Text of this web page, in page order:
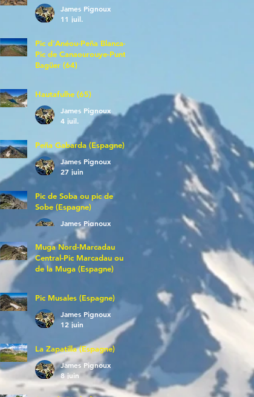
James Pignoux
11 juil.
Pic d'Anéou-Peña Blanca-
Pic de Canaourouye-Punta
Bagüer (64)
5 juil.
Hautafulhe (65)
James Pignoux
4 juil.
Peña Gabarda (Espagne)
James Pignoux
27 juin
Pic de Soba ou pic de
Sobe (Espagne)
James Pignoux
25 juin
Muga Nord-Marcadau
Central-Pic Marcadau ou
de la Muga (Espagne)
21 juin
Pic Musales (Espagne)
James Pignoux
12 juin
La Zapatilla (Espagne)
James Pignoux
8 juin